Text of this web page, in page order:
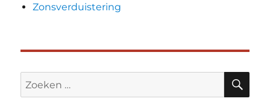
Zonsverduistering
Zoeken
naar: